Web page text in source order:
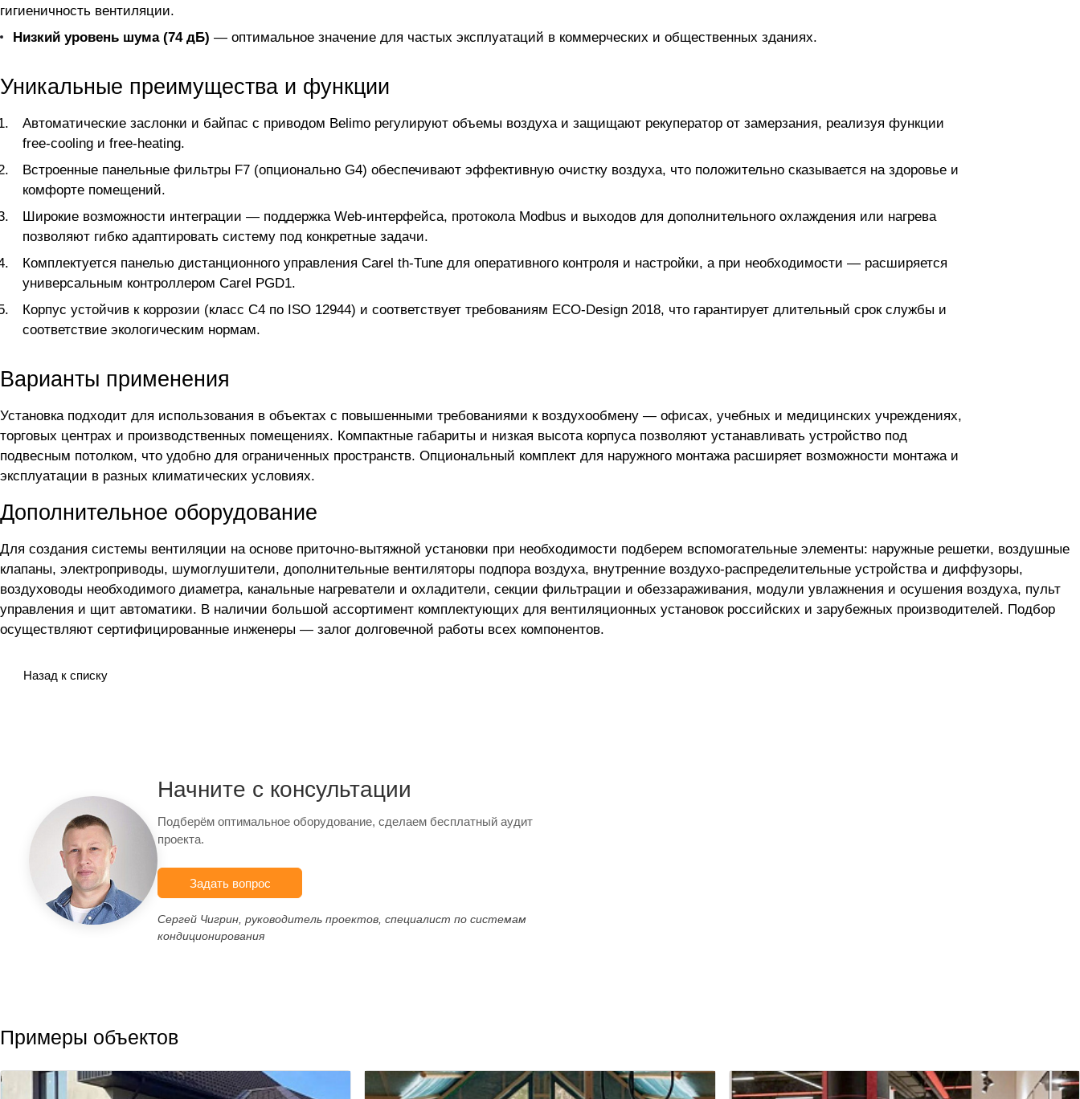
гигиеничность вентиляции.
Низкий уровень шума (74 дБ) — оптимальное значение для частых эксплуатаций в коммерческих и общественных зданиях.
Уникальные преимущества и функции
Автоматические заслонки и байпас с приводом Belimo регулируют объемы воздуха и защищают рекуператор от замерзания, реализуя функции
free-cooling и free-heating.
Встроенные панельные фильтры F7 (опционально G4) обеспечивают эффективную очистку воздуха, что положительно сказывается на здоровье и
комфорте помещений.
Широкие возможности интеграции — поддержка Web-интерфейса, протокола Modbus и выходов для дополнительного охлаждения или нагрева
позволяют гибко адаптировать систему под конкретные задачи.
Комплектуется панелью дистанционного управления Carel th-Tune для оперативного контроля и настройки, а при необходимости — расширяется
универсальным контроллером Carel PGD1.
Корпус устойчив к коррозии (класс C4 по ISO 12944) и соответствует требованиям ECO-Design 2018, что гарантирует длительный срок службы и
соответствие экологическим нормам.
Варианты применения
Установка подходит для использования в объектах с повышенными требованиями к воздухообмену — офисах, учебных и медицинских учреждениях,
торговых центрах и производственных помещениях. Компактные габариты и низкая высота корпуса позволяют устанавливать устройство под
подвесным потолком, что удобно для ограниченных пространств. Опциональный комплект для наружного монтажа расширяет возможности монтажа и
эксплуатации в разных климатических условиях.
Дополнительное оборудование
Для создания системы вентиляции на основе приточно-вытяжной установки при необходимости подберем вспомогательные элементы: наружные решетки, воздушные
клапаны, электроприводы, шумоглушители, дополнительные вентиляторы подпора воздуха, внутренние воздухо-распределительные устройства и диффузоры,
воздуховоды необходимого диаметра, канальные нагреватели и охладители, секции фильтрации и обеззараживания, модули увлажнения и осушения воздуха, пульт
управления и щит автоматики. В наличии большой ассортимент комплектующих для вентиляционных установок российских и зарубежных производителей. Подбор
осуществляют сертифицированные инженеры — залог долговечной работы всех компонентов.
Назад к списку
Начните с консультации
Подберём оптимальное оборудование, сделаем бесплатный аудит
проекта.
Задать вопрос
Сергей Чигрин, руководитель проектов, специалист по системам
кондиционирования
Примеры объектов